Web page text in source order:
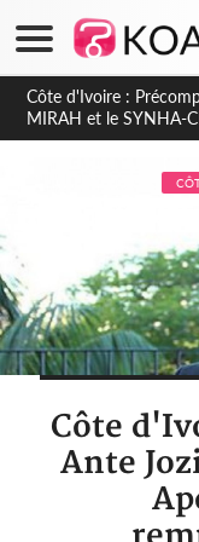
Côte d'Ivoire :
environnement
Côte
Ante